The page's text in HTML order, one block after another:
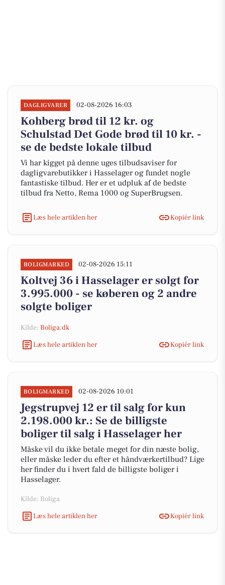
DAGLIGVARER 02-08-2026 16:03
Kohberg brød til 12 kr. og
Schulstad Det Gode brød til 10 kr. -
se de bedste lokale tilbud
Vi har kigget på denne uges tilbudsaviser for
dagligvarebutikker i Hasselager og fundet nogle
fantastiske tilbud. Her er et udpluk af de bedste
tilbud fra Netto, Rema 1000 og SuperBrugsen.
Læs hele artiklen her Kopiér link
BOLIGMARKED 02-08-2026 15:11
Koltvej 36 i Hasselager er solgt for
3.995.000 - se køberen og 2 andre
solgte boliger
Kilde: Boliga.dk
Læs hele artiklen her
Kopiér link
BOLIGMARKED 02-08-2026 10:01
Jegstrupvej 12 er til salg for kun
2.198.000 kr.: Se de billigste
boliger til salg i Hasselager her
Måske vil du ikke betale meget for din næste bolig,
eller måske leder du efter et håndværkertilbud? Lige
her finder du i hvert fald de billigste boliger i
Hasselager.
Kilde: Boliga
Læs hele artiklen her
Kopiér link